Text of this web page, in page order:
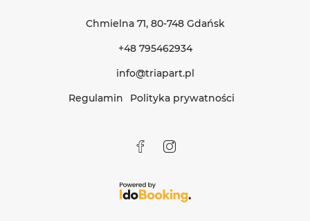
Chmielna 71, 80-748 Gdańsk
+48 795462934
info@triapart.pl
Regulamin
Polityka prywatności